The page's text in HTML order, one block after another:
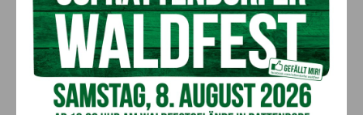
im Monat
Bewachung: 1.373 Euro netto im Monat
Arbeitskräfte in privaten Gesundheitseinrichtungen: 1.407
Euro netto im Monat
in der Pflege: 1.383 Euro netto im Monat